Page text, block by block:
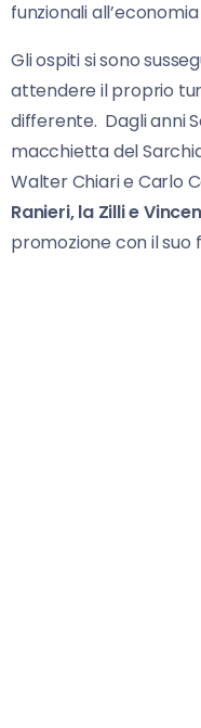
funzionali
Gli ospiti si sono
attendere il proprio
differente. Dagli anni
macchietta del
Walter Chiari e Carlo
Ranieri, la Zilli e
promozione con il suo